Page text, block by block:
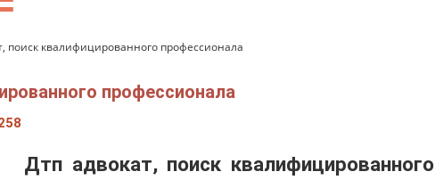
поиск квалифицированного профессионала
профессионала
Дтп адвокат, поиск квалифицированного